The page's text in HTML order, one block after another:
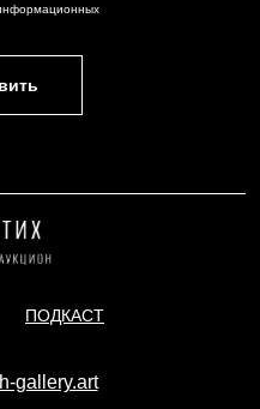
gallery.art
ПОДКАСТ